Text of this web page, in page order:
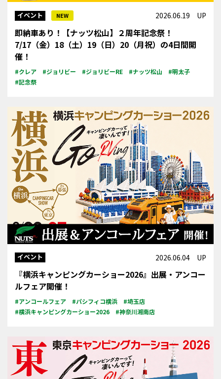
イベント NEW 2026.06.19 UP
即納車あり！【ナッツ松山】２周年記念祭！
7/17（金）18（土）19（日）20（月祝）の4日間開
催！
#クレア #ジョリビー #ジョリビーRE #ナッツ松山
#明太子
#記念祭
イベント 2026.06.04 UP
『横浜キャンピングカーショー2026』出展・アンコー
ルフェア開催！
#アンコールフェア #パシフィコ横浜
#埼玉店
#横浜キャンピングカーショー2026
#神奈川湘南店